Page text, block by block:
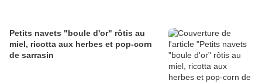
Petits navets "boule d'or" rôtis au
miel, ricotta aux herbes et pop-corn
de sarrasin